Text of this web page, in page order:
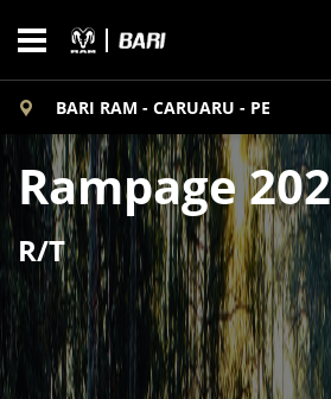
BARI RAM - CARUARU - PE
Rampage
R/T